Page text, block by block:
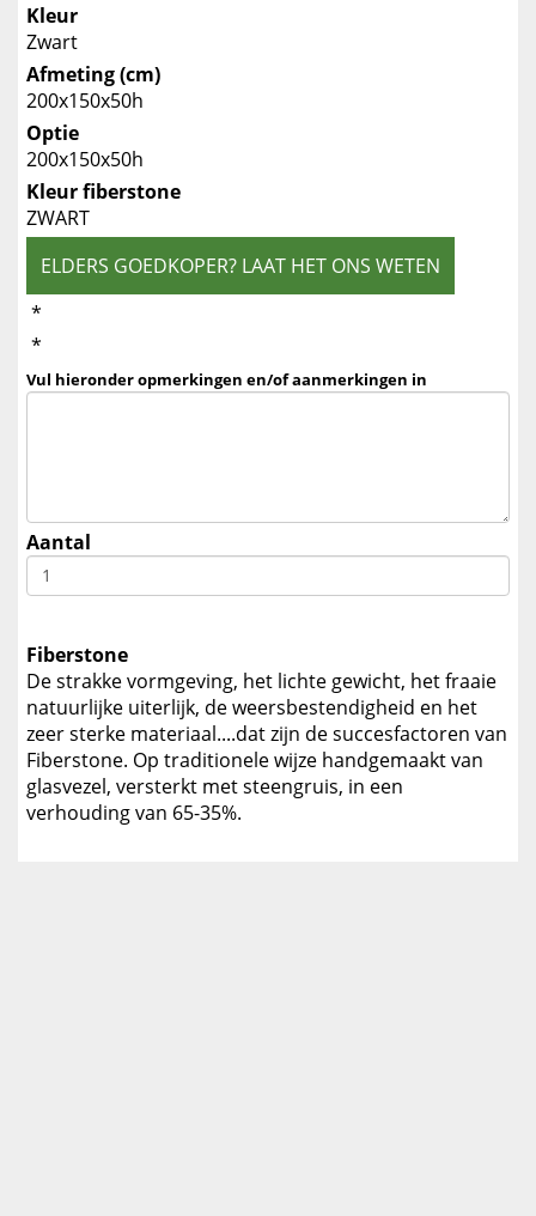
Kleur
Zwart
Afmeting (cm)
200x150x50h
Optie
200x150x50h
Kleur fiberstone
ZWART
ELDERS GOEDKOPER? LAAT HET ONS WETEN
*
*
Vul hieronder opmerkingen en/of aanmerkingen in
Aantal
Fiberstone
De strakke vormgeving, het lichte gewicht, het fraaie
natuurlijke uiterlijk, de weersbestendigheid en het
zeer sterke materiaal....dat zijn de succesfactoren van
Fiberstone. Op traditionele wijze handgemaakt van
glasvezel, versterkt met steengruis, in een
verhouding van 65-35%.